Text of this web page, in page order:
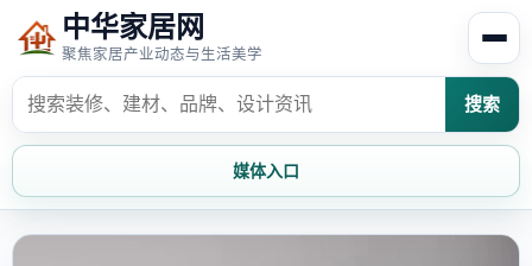
中华家居网
聚焦家居产业动态与生活美学
搜索
媒体入口